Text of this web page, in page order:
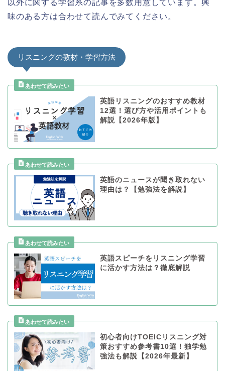
以外に関する学習系の記事を多数用意しています。興
味のある方は合わせて読んでみてください。
リスニングの教材・学習方法
英語リスニングのおすすめ教材
12選！選び方や活用ポイントも
解説【2026年版】
英語のニュースが聞き取れない
理由は？【勉強法を解説】
英語スピーチをリスニング学習
に活かす方法は？徹底解説
初心者向けTOEICリスニング対
策おすすめ参考書10選！独学勉
強法も解説【2026年最新】